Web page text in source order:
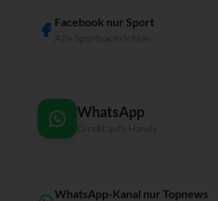
Facebook nur Sport
WhatsApp
WhatsApp-Kanal nur Topnews